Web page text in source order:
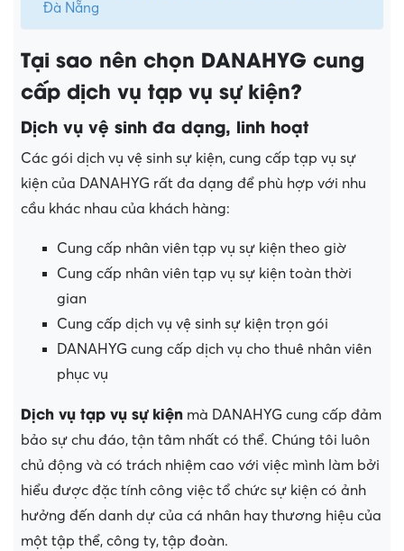
Đà Nẵng
Tại sao nên chọn DANAHYG cung
cấp dịch vụ tạp vụ sự kiện?
Dịch vụ vệ sinh đa dạng, linh hoạt
Các gói dịch vụ vệ sinh sự kiện, cung cấp tạp vụ sự
kiện của DANAHYG rất đa dạng để phù hợp với nhu
cầu khác nhau của khách hàng:
Cung cấp nhân viên tạp vụ sự kiện theo giờ
Cung cấp nhân viên tạp vụ sự kiện toàn thời
gian
Cung cấp dịch vụ vệ sinh sự kiện trọn gói
DANAHYG cung cấp dịch vụ cho thuê nhân viên
phục vụ
Dịch vụ tạp vụ sự kiện mà DANAHYG cung cấp đảm
bảo sự chu đáo, tận tâm nhất có thể. Chúng tôi luôn
chủ động và có trách nhiệm cao với việc mình làm bởi
hiểu được đặc tính công việc tổ chức sự kiện có ảnh
hưởng đến danh dự của cá nhân hay thương hiệu của
một tập thể, công ty, tập đoàn.